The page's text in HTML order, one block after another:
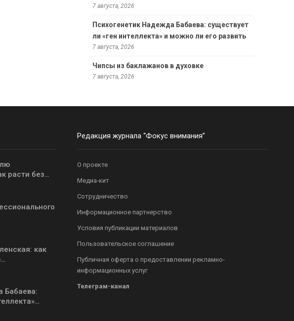
7 августа, 2026
Психогенетик Надежда Бабаева: существует
ли «ген интеллекта» и можно ли его развить
7 августа, 2026
Чипсы из баклажанов в духовке
7 августа, 2026
расти без…
как
Бабаева:
Редакция журнала “Фокус внимания”
О проекте
Медиа-кит
Сотрудничество
Информационное партнерство
Условия публикации материалов
Пользовательское соглашение
Публичная оферта о предоставлении рекламно-
информационных услуг
Телеграм-канал